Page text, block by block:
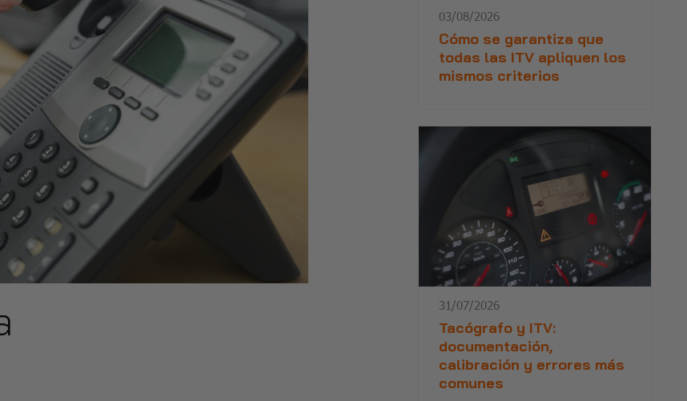
03/08/2026
Cómo se garantiza que
todas las ITV apliquen los
mismos criterios
31/07/2026
Tacógrafo y ITV:
documentación,
calibración y errores más
comunes